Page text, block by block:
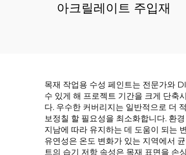
아크릴레이트 주입재
목재 작업용 수성 페인트는 전문가와
수 있게 해 프로젝트 기간을 크게 단축
다. 우수한 커버리지는 일반적으로 더
보정칠 할 필요성을 최소화합니다. 환
지남에 따라 유지하는 데 도움이 되는
유연성은 온도 변화가 있는 지역에서
트의 습기 저항 속성은 목재 표면을 손